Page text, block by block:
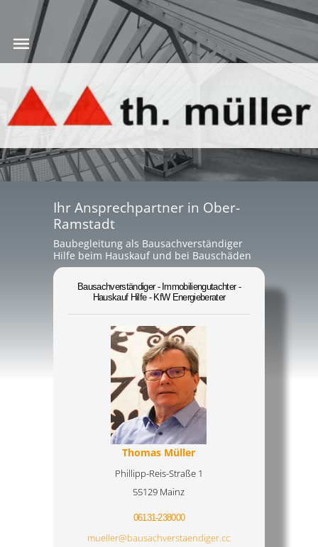
Ihr Ansprechpartner in Ober-
Ramstadt
Baubegleitung als Bausachverständiger
Hilfe beim Hauskauf und bei Bauschäden
Bausachverständiger - Immobiliengutachter -
Hauskauf Hilfe - KfW Energieberater
Thomas Müller
Phillipp-Reis-Straße 1
55129 Mainz
06131-238000
mueller@bausachverstaendiger.cc